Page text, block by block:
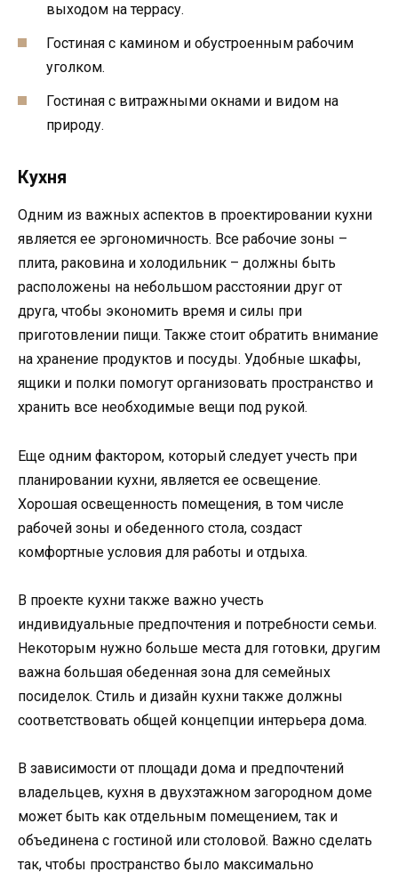
выходом на террасу.
Гостиная с камином и обустроенным рабочим
уголком.
Гостиная с витражными окнами и видом на
природу.
Кухня
Одним из важных аспектов в проектировании кухни
является ее эргономичность. Все рабочие зоны –
плита, раковина и холодильник – должны быть
расположены на небольшом расстоянии друг от
друга, чтобы экономить время и силы при
приготовлении пищи. Также стоит обратить внимание
на хранение продуктов и посуды. Удобные шкафы,
ящики и полки помогут организовать пространство и
хранить все необходимые вещи под рукой.
Еще одним фактором, который следует учесть при
планировании кухни, является ее освещение.
Хорошая освещенность помещения, в том числе
рабочей зоны и обеденного стола, создаст
комфортные условия для работы и отдыха.
В проекте кухни также важно учесть
индивидуальные предпочтения и потребности семьи.
Некоторым нужно больше места для готовки, другим
важна большая обеденная зона для семейных
посиделок. Стиль и дизайн кухни также должны
соответствовать общей концепции интерьера дома.
В зависимости от площади дома и предпочтений
владельцев, кухня в двухэтажном загородном доме
может быть как отдельным помещением, так и
объединена с гостиной или столовой. Важно сделать
так, чтобы пространство было максимально